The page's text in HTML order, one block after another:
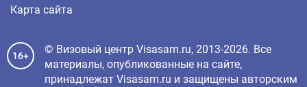
Карта сайта
16+
© Визовый центр Visasam.ru, 2013-2026. Все
материалы, опубликованные на сайте,
принадлежат Visasam.ru и защищены авторским